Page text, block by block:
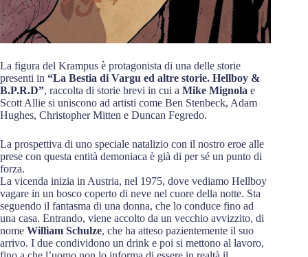
La figura del Krampus è protagonista di una delle storie
presenti in “La Bestia di Vargu ed altre storie. Hellboy &
B.P.R.D”, raccolta di storie brevi in cui a Mike Mignola e
Scott Allie si uniscono ad artisti come Ben Stenbeck, Adam
Hughes, Christopher Mitten e Duncan Fegredo.
La prospettiva di uno speciale natalizio con il nostro eroe alle
prese con questa entità demoniaca è già di per sé un punto di
forza.
La vicenda inizia in Austria, nel 1975, dove vediamo Hellboy
vagare in un bosco coperto di neve nel cuore della notte. Sta
seguendo il fantasma di una donna, che lo conduce fino ad
una casa. Entrando, viene accolto da un vecchio avvizzito, di
nome William Schulze, che ha atteso pazientemente il suo
arrivo. I due condividono un drink e poi si mettono al lavoro,